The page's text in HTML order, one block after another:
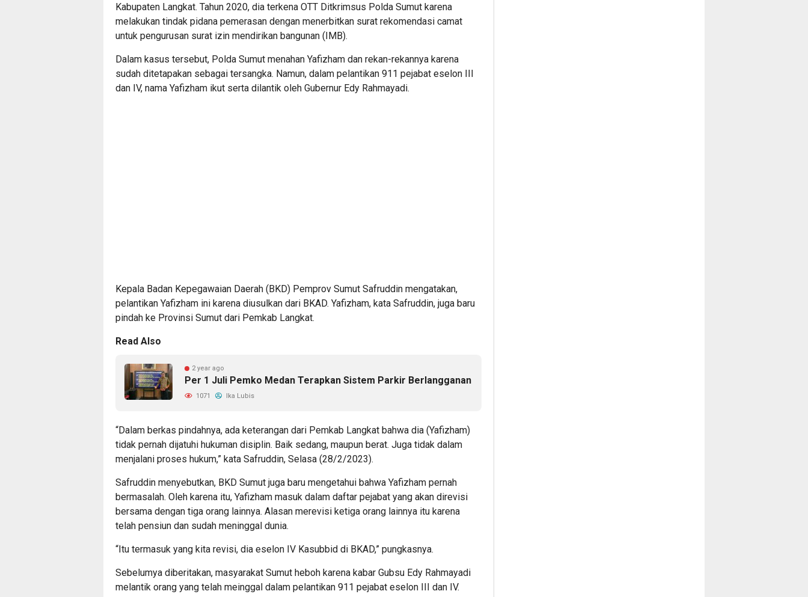
Kabupaten Langkat. Tahun 2020, dia terkena OTT Ditkrimsus Polda Sumut karena
melakukan tindak pidana pemerasan dengan menerbitkan surat rekomendasi camat
untuk pengurusan surat izin mendirikan bangunan (IMB).
Dalam kasus tersebut, Polda Sumut menahan Yafizham dan rekan-rekannya karena
sudah ditetapakan sebagai tersangka. Namun, dalam pelantikan 911 pejabat eselon III
dan IV, nama Yafizham ikut serta dilantik oleh Gubernur Edy Rahmayadi.
Kepala Badan Kepegawaian Daerah (BKD) Pemprov Sumut Safruddin mengatakan,
pelantikan Yafizham ini karena diusulkan dari BKAD. Yafizham, kata Safruddin, juga baru
pindah ke Provinsi Sumut dari Pemkab Langkat.
Read Also
2 year ago
Per 1 Juli Pemko Medan Terapkan Sistem Parkir Berlangganan
1071 Ika Lubis
“Dalam berkas pindahnya, ada keterangan dari Pemkab Langkat bahwa dia (Yafizham)
tidak pernah dijatuhi hukuman disiplin. Baik sedang, maupun berat. Juga tidak dalam
menjalani proses hukum,” kata Safruddin, Selasa (28/2/2023).
Safruddin menyebutkan, BKD Sumut juga baru mengetahui bahwa Yafizham pernah
bermasalah. Oleh karena itu, Yafizham masuk dalam daftar pejabat yang akan direvisi
bersama dengan tiga orang lainnya. Alasan merevisi ketiga orang lainnya itu karena
telah pensiun dan sudah meninggal dunia.
“Itu termasuk yang kita revisi, dia eselon IV Kasubbid di BKAD,” pungkasnya.
Sebelumya diberitakan, masyarakat Sumut heboh karena kabar Gubsu Edy Rahmayadi
melantik orang yang telah meinggal dalam pelantikan 911 pejabat eselon III dan IV.